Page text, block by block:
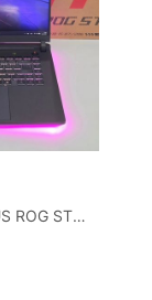
(ล็อตใหม่ปี 2026) ASUS ROG STRIX G16 G615LR-S5160W - VOLT GREEN